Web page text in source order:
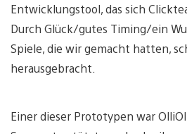
Entwicklungstool, das sich
Durch Glück/gutes Timing/ein
Spiele, die wir gemacht hatten,
herausgebracht.
Einer dieser Prototypen war